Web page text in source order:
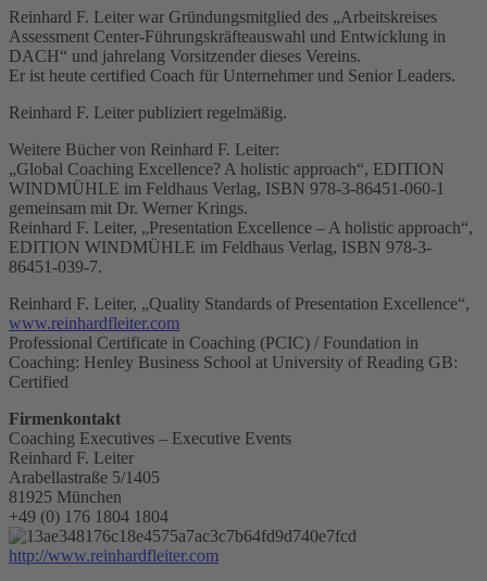
Reinhard F. Leiter war Gründungsmitglied des „Arbeitskreises
Assessment Center-Führungskräfteauswahl und Entwicklung in
DACH“ und jahrelang Vorsitzender dieses Vereins.
Er ist heute certified Coach für Unternehmer und Senior Leaders.
Reinhard F. Leiter publiziert regelmäßig.
Weitere Bücher von Reinhard F. Leiter:
„Global Coaching Excellence? A holistic approach“, EDITION
WINDMÜHLE im Feldhaus Verlag, ISBN 978-3-86451-060-1
gemeinsam mit Dr. Werner Krings.
Reinhard F. Leiter, „Presentation Excellence – A holistic approach“,
EDITION WINDMÜHLE im Feldhaus Verlag, ISBN 978-3-
86451-039-7.
Reinhard F. Leiter, „Quality Standards of Presentation Excellence“,
www.reinhardfleiter.com
Professional Certificate in Coaching (PCIC) / Foundation in
Coaching: Henley Business School at University of Reading GB:
Certified
Firmenkontakt
Coaching Executives – Executive Events
Reinhard F. Leiter
Arabellastraße 5/1405
81925 München
+49 (0) 176 1804 1804
http://www.reinhardfleiter.com